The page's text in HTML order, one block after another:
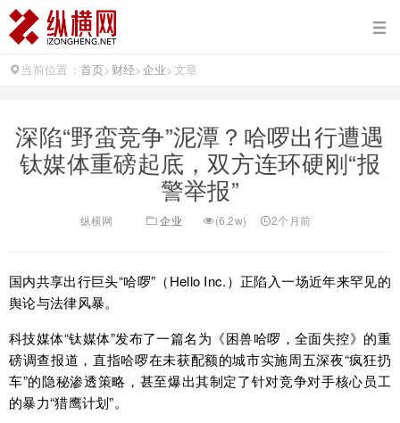
当前位置： 首页> 财经>企业>文章
深陷“野蛮竞争”泥潭？哈啰出行遭遇
钛媒体重磅起底，双方连环硬刚“报
警举报”
纵横网 企业 (6.2w) 2个月前
国内共享出行巨头“哈啰”（Hello Inc.）正陷入一场近年来罕见的
舆论与法律风暴。
科技媒体“钛媒体”发布了一篇名为《困兽哈啰，全面失控》的重
磅调查报道，直指哈啰在未获配额的城市实施周五深夜“疯狂扔
车”的隐秘渗透策略，甚至爆出其制定了针对竞争对手核心员工
的暴力“猎鹰计划”。